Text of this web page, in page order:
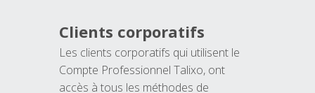
Clients corporatifs
Les clients corporatifs qui utilisent le
Compte Professionnel Talixo, ont
accès à tous les méthodes de